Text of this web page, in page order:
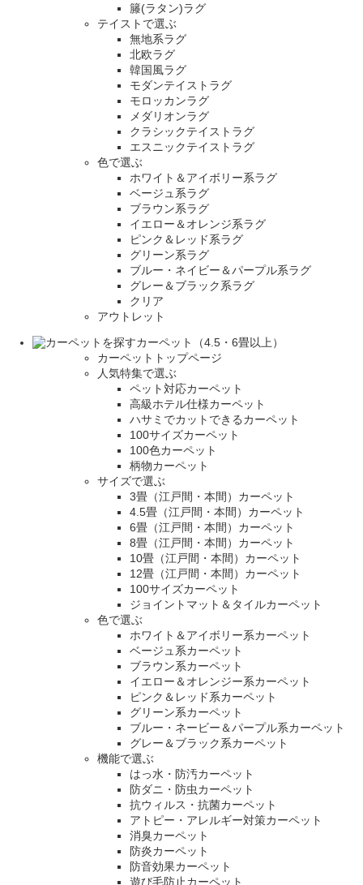
籐(ラタン)ラグ
テイストで選ぶ
無地系ラグ
北欧ラグ
韓国風ラグ
モダンテイストラグ
モロッカンラグ
メダリオンラグ
クラシックテイストラグ
エスニックテイストラグ
色で選ぶ
ホワイト＆アイボリー系ラグ
ベージュ系ラグ
ブラウン系ラグ
イエロー＆オレンジ系ラグ
ピンク＆レッド系ラグ
グリーン系ラグ
ブルー・ネイビー＆パープル系ラグ
グレー＆ブラック系ラグ
クリア
アウトレット
カーペット（4.5・6畳以上）
カーペットトップページ
人気特集で選ぶ
ペット対応カーペット
高級ホテル仕様カーペット
ハサミでカットできるカーペット
100サイズカーペット
100色カーペット
柄物カーペット
サイズで選ぶ
3畳（江戸間・本間）カーペット
4.5畳（江戸間・本間）カーペット
6畳（江戸間・本間）カーペット
8畳（江戸間・本間）カーペット
10畳（江戸間・本間）カーペット
12畳（江戸間・本間）カーペット
100サイズカーペット
ジョイントマット＆タイルカーペット
色で選ぶ
ホワイト＆アイボリー系カーペット
ベージュ系カーペット
ブラウン系カーペット
イエロー＆オレンジー系カーペット
ピンク＆レッド系カーペット
グリーン系カーペット
ブルー・ネービー＆パープル系カーペット
グレー＆ブラック系カーペット
機能で選ぶ
はっ水・防汚カーペット
防ダニ・防虫カーペット
抗ウィルス・抗菌カーペット
アトピー・アレルギー対策カーペット
消臭カーペット
防炎カーペット
防音効果カーペット
遊び毛防止カーペット